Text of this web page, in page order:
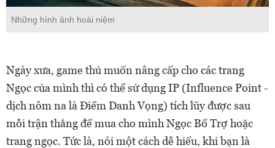
Những hình ảnh hoài niệm
Ngày xưa, game thủ muốn nâng cấp cho các trang
Ngọc của mình thì có thể sử dụng IP (Influence Point -
dịch nôm na là Điểm Danh Vọng) tích lũy được sau
mỗi trận thắng để mua cho mình Ngọc Bổ Trợ hoặc
trang ngọc. Tức là, nói một cách dễ hiểu, khi bạn là